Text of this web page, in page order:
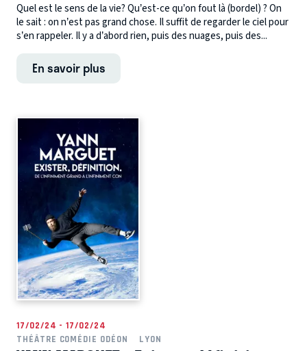
Quel est le sens de la vie? Qu’est-ce qu’on fout là (bordel) ? On
le sait : on n’est pas grand chose. Il suffit de regarder le ciel pour
s’en rappeler. Il y a d’abord rien, puis des nuages, puis des...
En savoir plus
17/02/24 - 17/02/24
THÉÂTRE COMÉDIE ODÉON
LYON